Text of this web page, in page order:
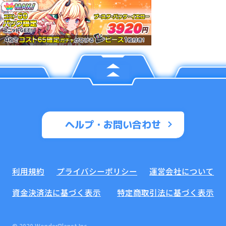
ヘルプ・お問い合わせ
利用規約 プライバシーポリシー
運営会社について
資金決済法に基づく表示
特定商取引法に基づく表示